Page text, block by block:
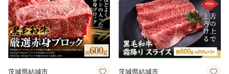
茨城県結城市 茨城県結城市